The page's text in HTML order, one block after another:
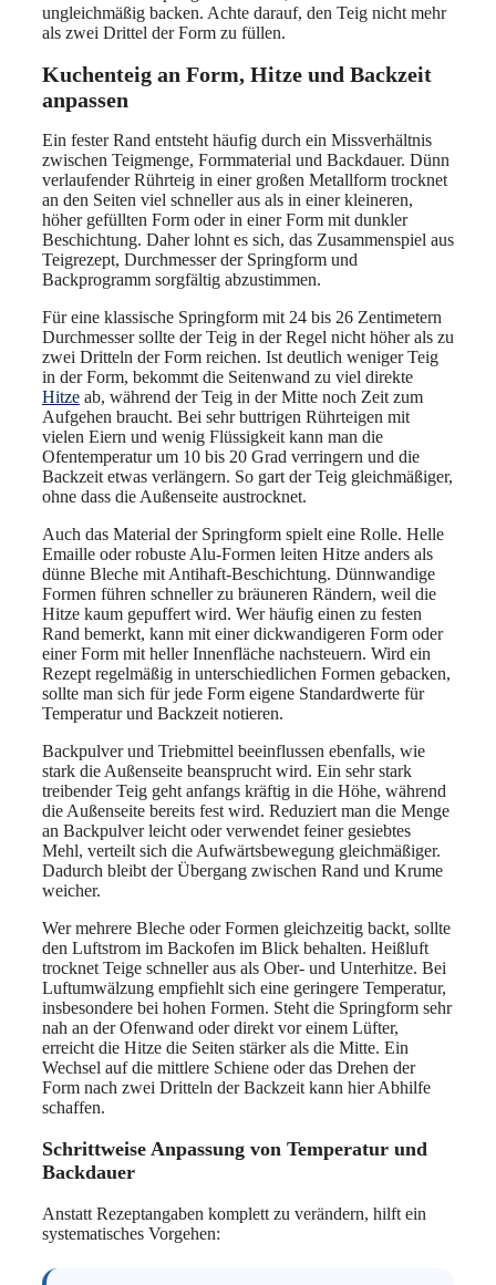
ungleichmäßig backen. Achte darauf, den Teig nicht mehr
als zwei Drittel der Form zu füllen.
Kuchenteig an Form, Hitze und Backzeit
anpassen
Ein fester Rand entsteht häufig durch ein Missverhältnis
zwischen Teigmenge, Formmaterial und Backdauer. Dünn
verlaufender Rührteig in einer großen Metallform trocknet
an den Seiten viel schneller aus als in einer kleineren,
höher gefüllten Form oder in einer Form mit dunkler
Beschichtung. Daher lohnt es sich, das Zusammenspiel aus
Teigrezept, Durchmesser der Springform und
Backprogramm sorgfältig abzustimmen.
Für eine klassische Springform mit 24 bis 26 Zentimetern
Durchmesser sollte der Teig in der Regel nicht höher als zu
zwei Dritteln der Form reichen. Ist deutlich weniger Teig
in der Form, bekommt die Seitenwand zu viel direkte
Hitze ab, während der Teig in der Mitte noch Zeit zum
Aufgehen braucht. Bei sehr buttrigen Rührteigen mit
vielen Eiern und wenig Flüssigkeit kann man die
Ofentemperatur um 10 bis 20 Grad verringern und die
Backzeit etwas verlängern. So gart der Teig gleichmäßiger,
ohne dass die Außenseite austrocknet.
Auch das Material der Springform spielt eine Rolle. Helle
Emaille oder robuste Alu-Formen leiten Hitze anders als
dünne Bleche mit Antihaft-Beschichtung. Dünnwandige
Formen führen schneller zu bräuneren Rändern, weil die
Hitze kaum gepuffert wird. Wer häufig einen zu festen
Rand bemerkt, kann mit einer dickwandigeren Form oder
einer Form mit heller Innenfläche nachsteuern. Wird ein
Rezept regelmäßig in unterschiedlichen Formen gebacken,
sollte man sich für jede Form eigene Standardwerte für
Temperatur und Backzeit notieren.
Backpulver und Triebmittel beeinflussen ebenfalls, wie
stark die Außenseite beansprucht wird. Ein sehr stark
treibender Teig geht anfangs kräftig in die Höhe, während
die Außenseite bereits fest wird. Reduziert man die Menge
an Backpulver leicht oder verwendet feiner gesiebtes
Mehl, verteilt sich die Aufwärtsbewegung gleichmäßiger.
Dadurch bleibt der Übergang zwischen Rand und Krume
weicher.
Wer mehrere Bleche oder Formen gleichzeitig backt, sollte
den Luftstrom im Backofen im Blick behalten. Heißluft
trocknet Teige schneller aus als Ober- und Unterhitze. Bei
Luftumwälzung empfiehlt sich eine geringere Temperatur,
insbesondere bei hohen Formen. Steht die Springform sehr
nah an der Ofenwand oder direkt vor einem Lüfter,
erreicht die Hitze die Seiten stärker als die Mitte. Ein
Wechsel auf die mittlere Schiene oder das Drehen der
Form nach zwei Dritteln der Backzeit kann hier Abhilfe
schaffen.
Schrittweise Anpassung von Temperatur und
Backdauer
Anstatt Rezeptangaben komplett zu verändern, hilft ein
systematisches Vorgehen: